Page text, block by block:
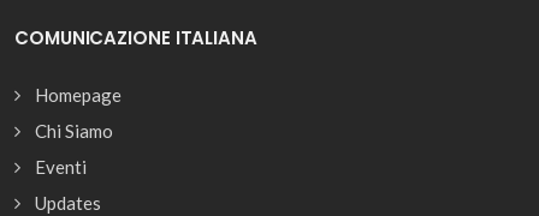
COMUNICAZIONE ITALIANA
Homepage
Chi Siamo
Eventi
Updates